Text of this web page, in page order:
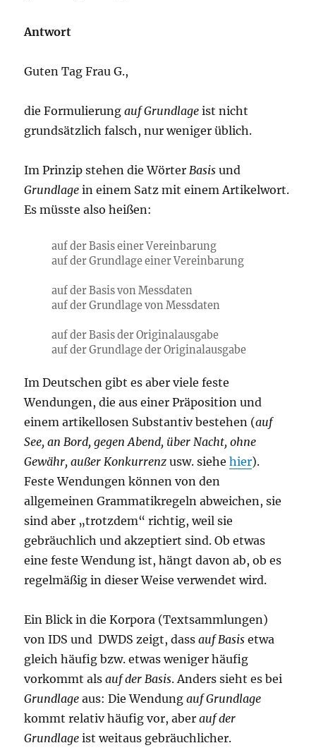
Antwort
Guten Tag Frau G.,
die Formulierungauf Grundlage ist nicht
grundsätzlich falsch, nur weniger üblich.
Im Prinzip stehen die Wörter Basis und
Grundlage in einem Satz mit einem Artikelwort.
Es müsste also heißen:
auf der Basis einer Vereinbarung
auf der Grundlage einer Vereinbarung
auf der Basis von Messdaten
auf der Grundlage von Messdaten
auf der Basis der Originalausgabe
auf der Grundlage der Originalausgabe
Im Deutschen gibt es aber viele feste
Wendungen, die aus einer Präposition und
einem artikellosen Substantiv bestehen (auf
See, an Bord, gegen Abend, über Nacht, ohne
Gewähr, außer Konkurrenz usw. siehehier).
Feste Wendungen können von den
allgemeinen Grammatikregeln abweichen, sie
sind aber „trotzdem“ richtig, weil sie
gebräuchlich und akzeptiert sind. Ob etwas
eine feste Wendung ist, hängt davon ab, ob es
regelmäßig in dieser Weise verwendet wird.
Ein Blick in die Korpora (Textsammlungen)
von IDS und DWDS zeigt, dassauf Basis etwa
gleich häufig bzw. etwas weniger häufig
vorkommt alsauf der Basis. Anders sieht es bei
Grundlage aus: Die Wendungauf Grundlage
kommt relativ häufig vor, aberauf der
Grundlage ist weitaus gebräuchlicher.